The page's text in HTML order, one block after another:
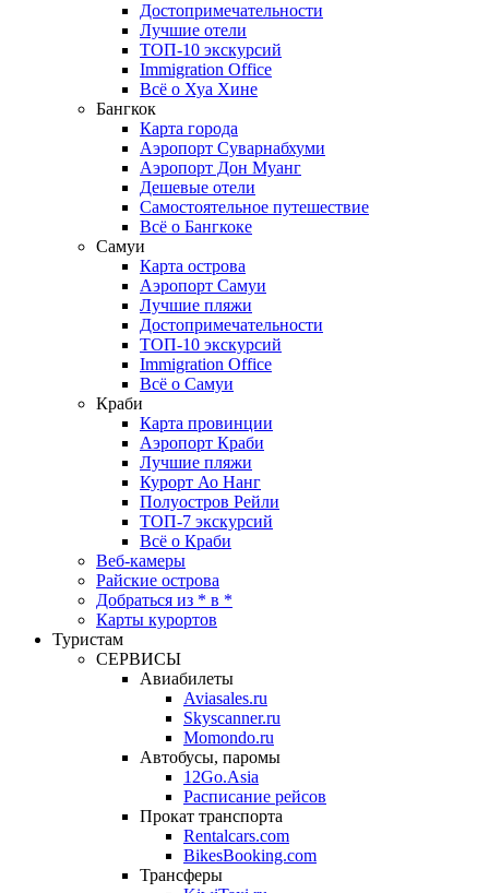
Достопримечательности
Лучшие отели
ТОП-10 экскурсий
Immigration Office
Всё о Хуа Хине
Бангкок
Карта города
Аэропорт Суварнабхуми
Аэропорт Дон Муанг
Дешевые отели
Самостоятельное путешествие
Всё о Бангкоке
Самуи
Карта острова
Аэропорт Самуи
Лучшие пляжи
Достопримечательности
ТОП-10 экскурсий
Immigration Office
Всё о Самуи
Краби
Карта провинции
Аэропорт Краби
Лучшие пляжи
Курорт Ао Нанг
Полуостров Рейли
ТОП-7 экскурсий
Всё о Краби
Веб-камеры
Райские острова
Добраться из * в *
Карты курортов
Туристам
СЕРВИСЫ
Авиабилеты
Aviasales.ru
Skyscanner.ru
Momondo.ru
Автобусы, паромы
12Go.Asia
Расписание рейсов
Прокат транспорта
Rentalcars.com
BikesBooking.com
Трансферы